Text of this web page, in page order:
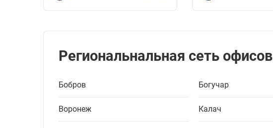
Региональнальная сеть офисов
Бобров Богучар
Воронеж Калач